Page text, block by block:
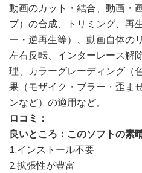
動画のカット・結合、動画・
プ）の合成、トリミング、再
ー・逆再生等）、動画自体の
左右反転、インターレース解
理、カラーグレーディング（
果（モザイク・ブラー・歪ま
ンなど）の適用など。
ロコミ：
良いところ：このソフトの素
1.インストール不要
2.拡張性が豊富